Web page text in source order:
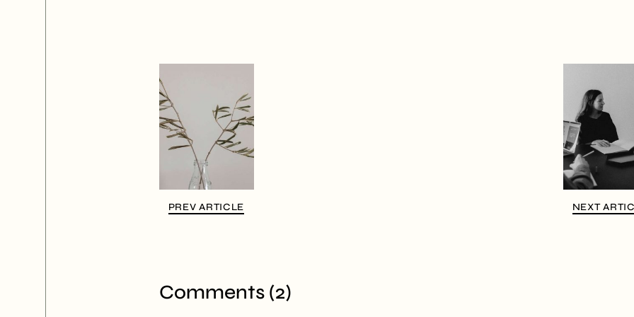
PREV ARTICLE NEXT
Comments (2)